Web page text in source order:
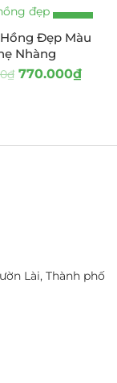
-13%
Đẹp Màu
Nhàng
₫ 770.000₫
Lài, Thành phố